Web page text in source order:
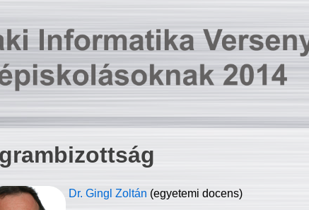
Dr. Gingl Zoltán (egyetemi docens)